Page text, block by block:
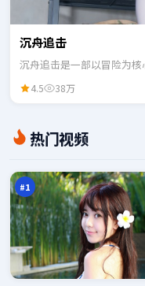
沉舟追击
沉舟追击是一部以冒险为
4.5 38万
热门视频
#1
血
倒
时
98
灰
塔
玩
家
97
万